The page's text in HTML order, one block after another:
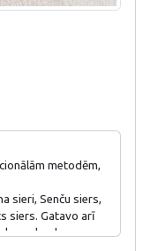
metodēm,
sieri, Senču siers,
siers. Gatavo arī
daudzumu.